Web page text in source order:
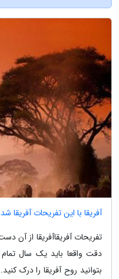
آفریقا با این تفریحات آفریقا
تفریحات آفریقاآفریقا از آن
دقت واقعا باید یک سال
بتوانید روح آفریقا را درک